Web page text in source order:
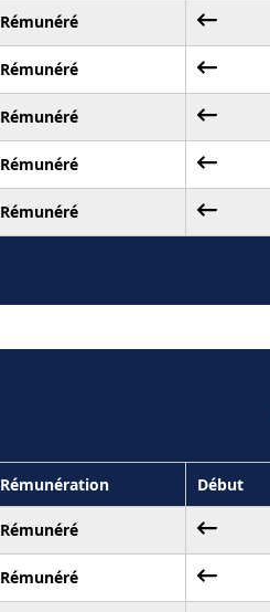
Rémunéré
Rémunéré
Rémunéré
Rémunéré
Rémunéré
Rémunération Début
Rémunéré
Rémunéré